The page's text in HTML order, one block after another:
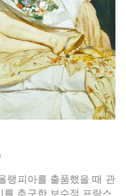
랭피아를 출품했을 때 관
추구한 보수적 프랑스